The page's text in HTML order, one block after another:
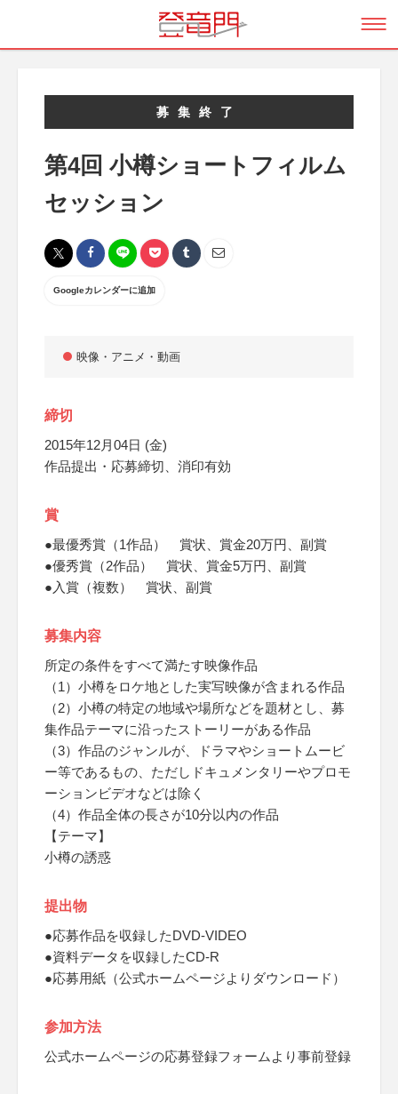
募集終了
第4回 小樽ショートフィルム
セッション
Googleカレンダーに追加
映像・アニメ・動画
締切
2015年12月04日 (金)
作品提出・応募締切、消印有効
賞
●最優秀賞（1作品） 賞状、賞金20万円、副賞
●優秀賞（2作品） 賞状、賞金5万円、副賞
●入賞（複数） 賞状、副賞
募集内容
所定の条件をすべて満たす映像作品
（1）小樽をロケ地とした実写映像が含まれる作品
（2）小樽の特定の地域や場所などを題材とし、募
集作品テーマに沿ったストーリーがある作品
（3）作品のジャンルが、ドラマやショートムービ
ー等であるもの、ただしドキュメンタリーやプロモ
ーションビデオなどは除く
（4）作品全体の長さが10分以内の作品
【テーマ】
小樽の誘惑
提出物
●応募作品を収録したDVD-VIDEO
●資料データを収録したCD-R
●応募用紙（公式ホームページよりダウンロード）
参加方法
公式ホームページの応募登録フォームより事前登録